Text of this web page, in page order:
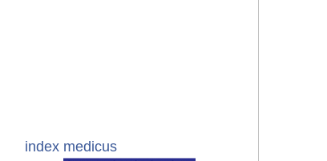
index medicus